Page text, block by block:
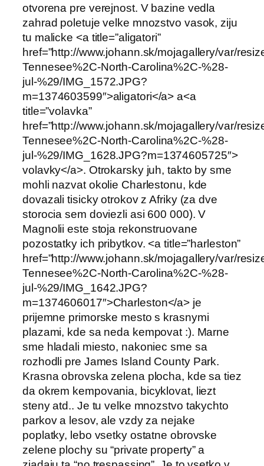
otvorena pre verejnost. V bazine vedla
zahrad poletuje velke mnozstvo vasok, ziju
tu malicke <a title=”aligatori”
href=”http://www.johann.sk/mojagallery/var/
Tennesee%2C-North-Carolina%2C-%28-
jul-%29/IMG_1572.JPG?
m=1374603599″>aligatori</a> a<a
title=”volavka”
href=”http://www.johann.sk/mojagallery/var/
Tennesee%2C-North-Carolina%2C-%28-
jul-%29/IMG_1628.JPG?m=1374605725″>
volavky</a>. Otrokarsky juh, takto by sme
mohli nazvat okolie Charlestonu, kde
dovazali tisicky otrokov z Afriky (za dve
storocia sem doviezli asi 600 000). V
Magnolii este stoja rekonstruovane
pozostatky ich pribytkov. <a title=”harleston”
href=”http://www.johann.sk/mojagallery/var/
Tennesee%2C-North-Carolina%2C-%28-
jul-%29/IMG_1642.JPG?
m=1374606017″>Charleston</a> je
prijemne primorske mesto s krasnymi
plazami, kde sa neda kempovat :). Marne
sme hladali miesto, nakoniec sme sa
rozhodli pre James Island County Park.
Krasna obrovska zelena plocha, kde sa tiez
da okrem kempovania, bicyklovat, liezt
steny atd.. Je tu velke mnozstvo takychto
parkov a lesov, ale vzdy za nejake
poplatky, lebo vsetky ostatne obrovske
zelene plochy su “private property” a